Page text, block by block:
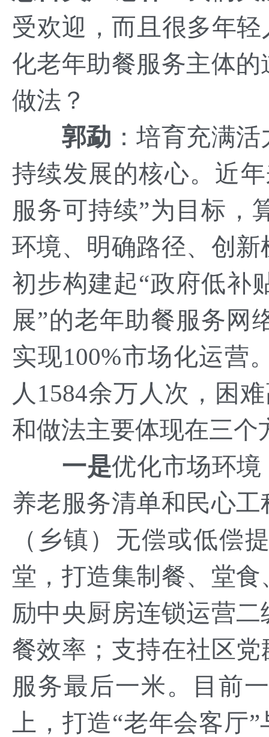
受欢迎，而且很多年
化老年助餐服务主体
做法？
郭勐 ：培育充满活
持续发展的核心。近
服务可持续”为目标，
环境、明确路径、创
初步构建起“政府低补
展”的老年助餐服务网
实现100%市场化运营
人1584余万人次，困
和做法主要体现在三个
一是优化市场环
养老服务清单和民心
（乡镇）无偿或低偿
堂，打造集制餐、堂
励中央厨房连锁运营
餐效率；支持在社区
服务最后一米。目前
上，打造“老年会客厅